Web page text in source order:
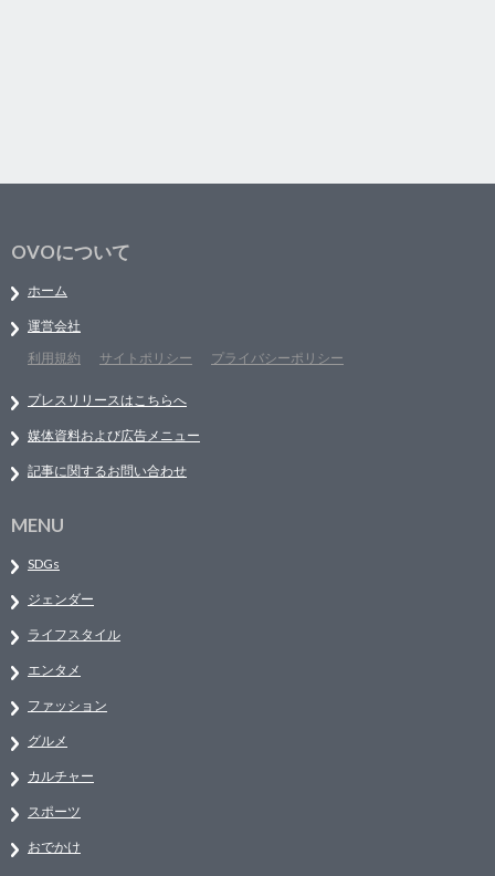
OVOについて
ホーム
運営会社
利用規約
サイトポリシー プライバシーポリシー
プレスリリースはこちらへ
媒体資料および広告メニュー
記事に関するお問い合わせ
MENU
SDGs
ジェンダー
ライフスタイル
エンタメ
ファッション
グルメ
カルチャー
スポーツ
おでかけ